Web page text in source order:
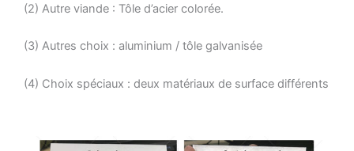
(2) Autre viande : Tôle d’acier colorée.
(3) Autres choix : aluminium / tôle galvanisée
(4) Choix spéciaux : deux matériaux de surface différents